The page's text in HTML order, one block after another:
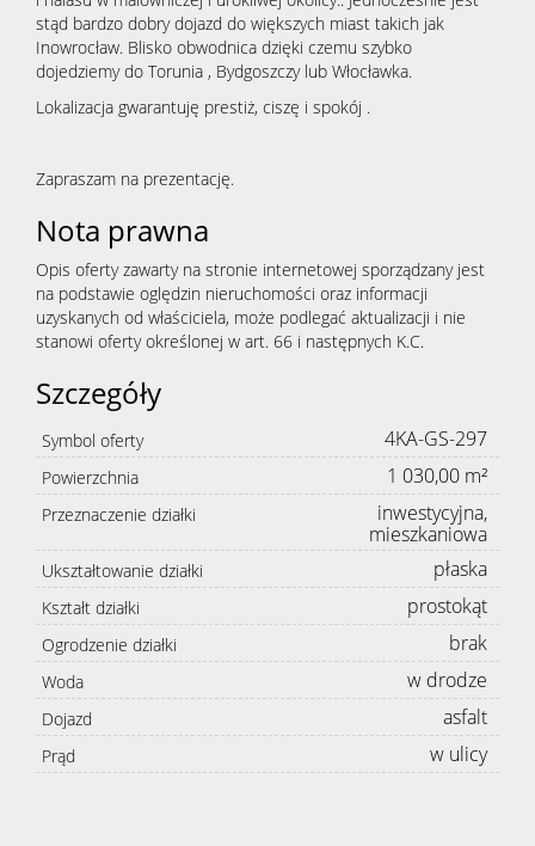
stąd bardzo dobry dojazd do większych miast takich jak
Inowrocław. Blisko obwodnica dzięki czemu szybko
dojedziemy do Torunia , Bydgoszczy lub Włocławka.
Lokalizacja gwarantuję prestiż, ciszę i spokój .
Zapraszam na prezentację.
Nota prawna
Opis oferty zawarty na stronie internetowej sporządzany jest
na podstawie oględzin nieruchomości oraz informacji
uzyskanych od właściciela, może podlegać aktualizacji i nie
stanowi oferty określonej w art. 66 i następnych K.C.
Szczegóły
Symbol oferty 4KA-GS-297
Powierzchnia 1 030,00 m²
Przeznaczenie działki
inwestycyjna,
mieszkaniowa
Ukształtowanie działki płaska
Kształt działki prostokąt
Ogrodzenie działki brak
Woda w drodze
Dojazd asfalt
Prąd w ulicy